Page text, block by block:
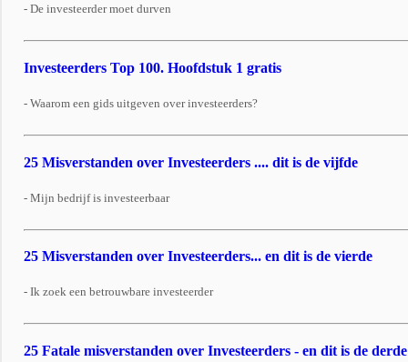
- De investeerder moet durven
Investeerders Top 100. Hoofdstuk 1 gratis
- Waarom een gids uitgeven over investeerders?
25 Misverstanden over Investeerders .... dit is de vijfde
- Mijn bedrijf is investeerbaar
25 Misverstanden over Investeerders... en dit is de vierde
- Ik zoek een betrouwbare investeerder
25 Fatale misverstanden over Investeerders - en dit is de derde